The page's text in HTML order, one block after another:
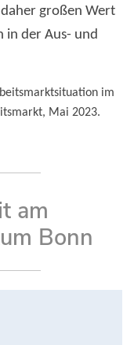
großen Wert
in der Aus- und
im
Mai 2023.
am
Bonn